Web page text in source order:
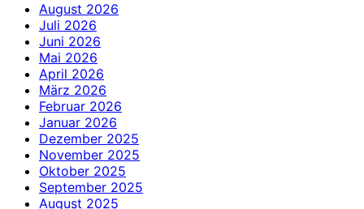
August 2026
Juli 2026
Juni 2026
Mai 2026
April 2026
März 2026
Februar 2026
Januar 2026
Dezember 2025
November 2025
Oktober 2025
September 2025
August 2025